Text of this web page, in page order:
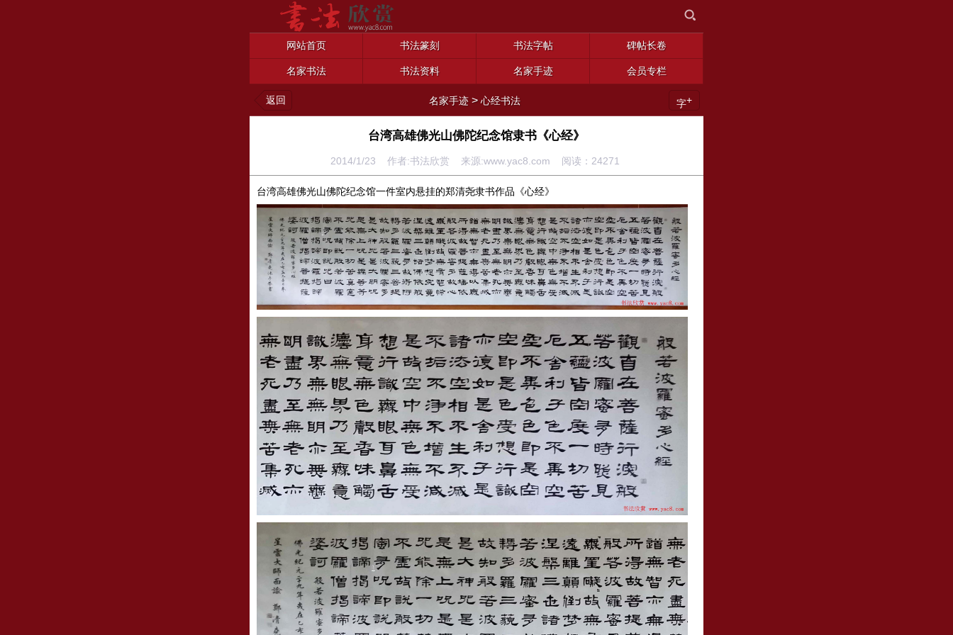
网站首页 书法篆刻 书法字帖 碑帖长卷
名家书法 书法资料 名家手迹 会员专栏
返回 名家手迹 >心经书法 字+
台湾高雄佛光山佛陀纪念馆隶书《心经》
2014/1/23 作者:书法欣赏 来源:www.yac8.com 阅读： 24271
台湾高雄佛光山佛陀纪念馆一件室内悬挂的郑清尧隶书作品《心经》